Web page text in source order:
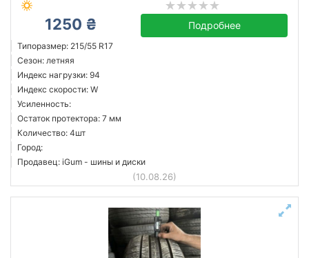
1250 ₴ Подробнее
Типоразмер: 215/55 R17
Сезон: летняя
Индекс нагрузки: 94
Индекс скорости: W
Усиленность:
Остаток протектора: 7 мм
Количество: 4шт
Город:
Продавец: iGum - шины и диски
(10.08.26)